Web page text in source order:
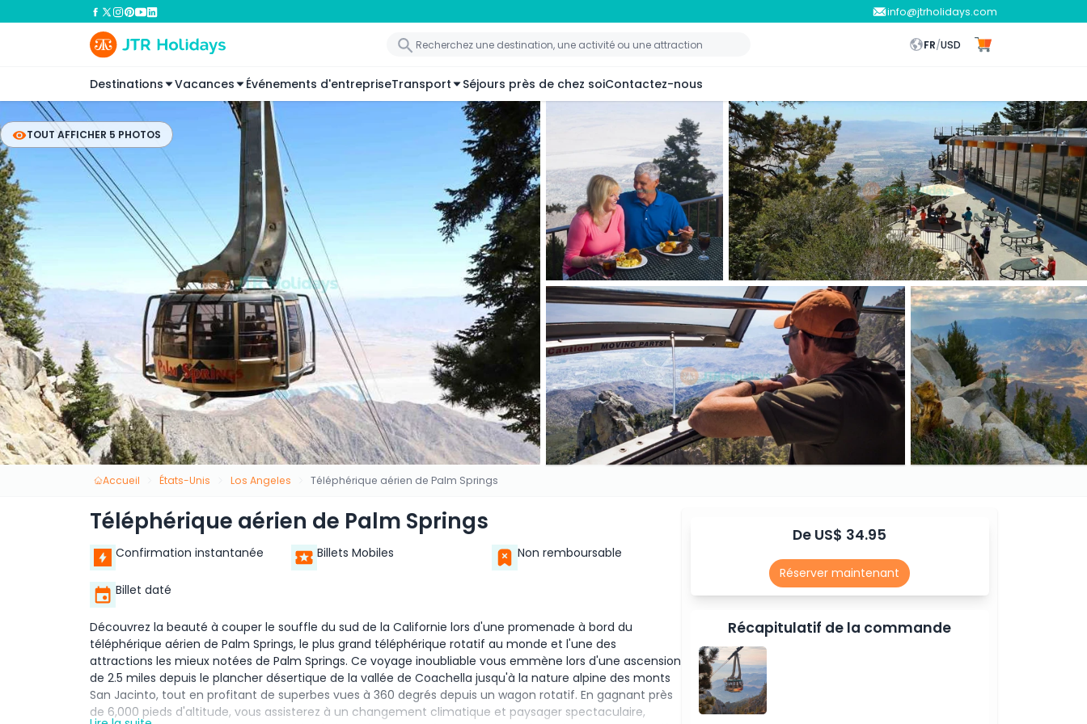
info@jtrholidays.com
FR/USD
Destinations Vacances Événements d'entrepriseTransport Séjours près de chez soiContactez-nous
TOUT AFFICHER 5 PHOTOS
Accueil États-Unis Los Angeles Téléphérique aérien de Palm Springs
Téléphérique aérien de Palm Springs
Confirmation instantanée Billets Mobiles Non remboursable
Billet daté
Découvrez la beauté à couper le souffle du sud de la Californie lors d'une promenade à bord du
téléphérique aérien de Palm Springs, le plus grand téléphérique rotatif au monde et l'une des
attractions les mieux notées de Palm Springs. Ce voyage inoubliable vous emmène lors d'une ascension
de 2.5 miles depuis le plancher désertique de la vallée de Coachella jusqu'à la nature alpine des monts
San Jacinto, tout en profitant de superbes vues à 360 degrés depuis un wagon rotatif. En gagnant près
de 6,000 pieds d'altitude, vous assisterez à un changement climatique et paysager spectaculaire,
De US$ 34.95
Réserver maintenant
Récapitulatif de la commande